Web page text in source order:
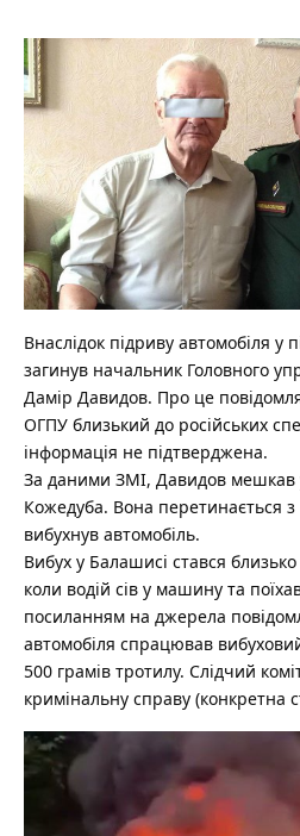
Внаслідок підриву автомобіля у
загинув начальник Головного
Дамір Давидов. Про це
ОГПУ близький до російських
інформація не підтверджена.
За даними ЗМІ, Давидов мешкав
Кожедуба. Вона перетинається
вибухнув автомобіль.
Вибух у Балашисі стався
коли водій сів у машину та
посиланням на джерела
автомобіля спрацював
500 грамів тротилу. Слідчий
кримінальну справу (конкретна